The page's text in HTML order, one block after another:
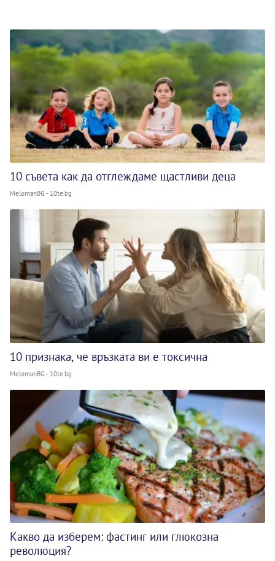
10 съвета как да отглеждаме щастливи деца
MelomanBG - 10te.bg
10 признака, че връзката ви е токсична
MelomanBG - 10te.bg
Какво да изберем: фастинг или глюкозна
революция?